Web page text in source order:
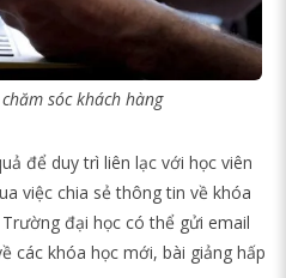
sóc khách hàng
để duy trì liên lạc với học viên
việc chia sẻ thông tin về khóa
đại học có thể gửi email
các khóa học mới, bài giảng hấp